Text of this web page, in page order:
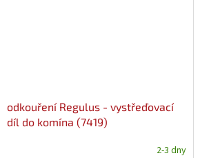
odkouření Regulus - vystřeďovací
díl do komína (7419)
2-3 dny